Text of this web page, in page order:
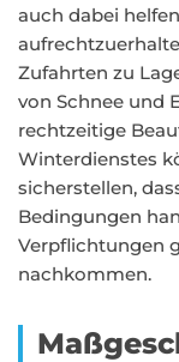
auch dabei
Zufahrten zu
von Schnee und
rechtzeitige
Winterdienstes
sicherstellen,
Bedingungen
Verpflichtungen
nachkommen.